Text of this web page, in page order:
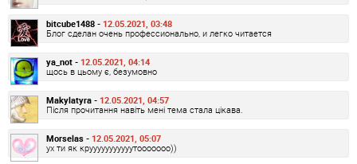
bitcube1488 - 12.05.2021, 03:48
Блог сделан очень профессионально, и легко читается
ya_not - 12.05.2021, 04:14
щось в цьому є, безумовно
Makylatyra - 12.05.2021, 04:57
Після прочитання навіть мені тема стала цікава.
Morselas - 12.05.2021, 05:07
ух ти як крууууууууууутооооооо))